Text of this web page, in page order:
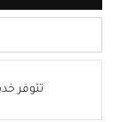
تتوفر